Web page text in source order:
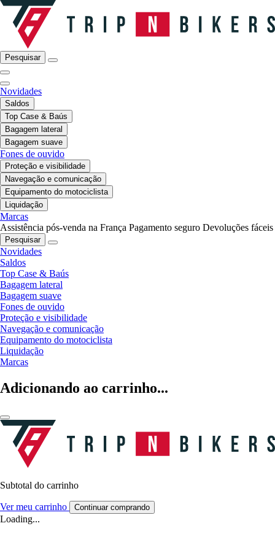
Pesquisar
Novidades
Saldos
Top Case & Baús
Bagagem lateral
Bagagem suave
Fones de ouvido
Proteção e visibilidade
Navegação e comunicação
Equipamento do motociclista
Liquidação
Marcas
Assistência pós-venda na França Pagamento seguro Devoluções fáceis
Pesquisar
Novidades
Saldos
Top Case & Baús
Bagagem lateral
Bagagem suave
Fones de ouvido
Proteção e visibilidade
Navegação e comunicação
Equipamento do motociclista
Liquidação
Marcas
Adicionando ao carrinho...
Subtotal do carrinho
Ver meu carrinho Continuar comprando
Loading...